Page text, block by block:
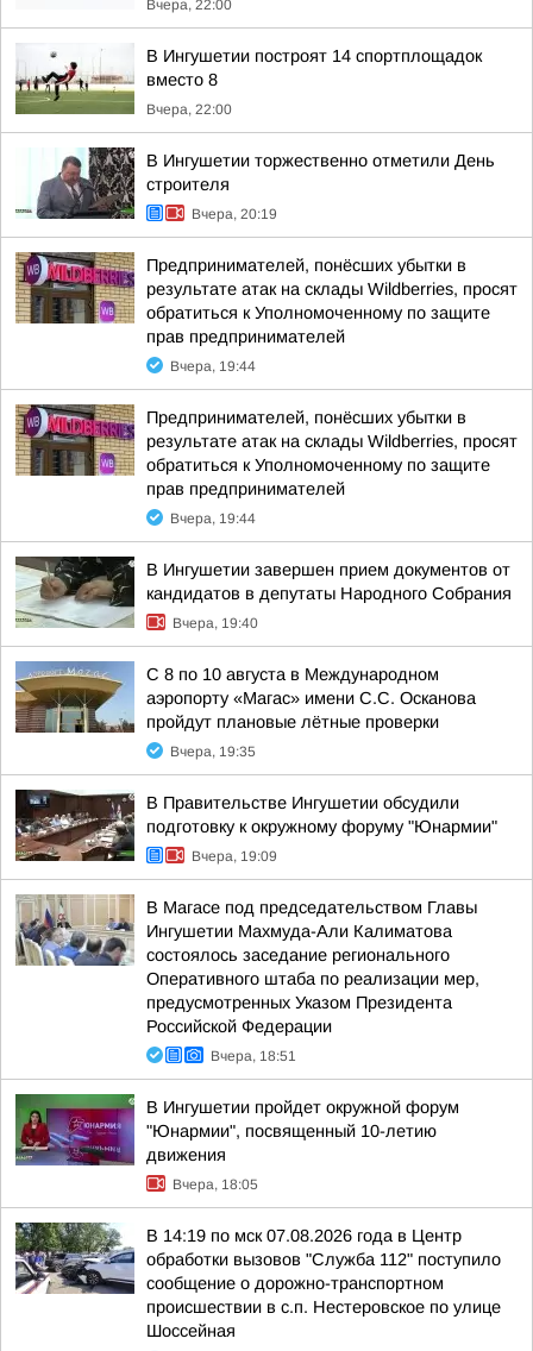
Вчера, 22:00
В Ингушетии построят 14 спортплощадок
вместо 8
Вчера, 22:00
В Ингушетии торжественно отметили День
строителя
Вчера, 20:19
Предпринимателей, понёсших убытки в
результате атак на склады Wildberries, просят
обратиться к Уполномоченному по защите
прав предпринимателей
Вчера, 19:44
Предпринимателей, понёсших убытки в
результате атак на склады Wildberries, просят
обратиться к Уполномоченному по защите
прав предпринимателей
Вчера, 19:44
В Ингушетии завершен прием документов от
кандидатов в депутаты Народного Собрания
Вчера, 19:40
С 8 по 10 августа в Международном
аэропорту «Магас» имени С.С. Осканова
пройдут плановые лётные проверки
Вчера, 19:35
В Правительстве Ингушетии обсудили
подготовку к окружному форуму "Юнармии"
Вчера, 19:09
В Магасе под председательством Главы
Ингушетии Махмуда-Али Калиматова
состоялось заседание регионального
Оперативного штаба по реализации мер,
предусмотренных Указом Президента
Российской Федерации
Вчера, 18:51
В Ингушетии пройдет окружной форум
"Юнармии", посвященный 10-летию
движения
Вчера, 18:05
В 14:19 по мск 07.08.2026 года в Центр
обработки вызовов "Служба 112" поступило
сообщение о дорожно-транспортном
происшествии в с.п. Нестеровское по улице
Шоссейная